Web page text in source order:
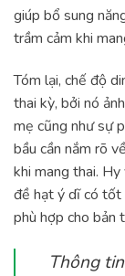
giúp bổ sung
trầm cảm khi
Tóm lại, chế độ
thai kỳ, bởi nó
mẹ cũng như sự
bầu cần nắm rõ
khi mang thai.
đề hạt ý dĩ có tốt
phù hợp cho bản
Thông